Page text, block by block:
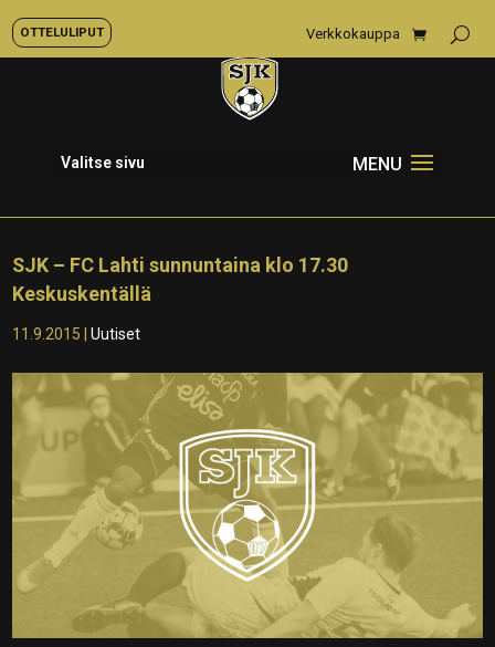
OTTELULIPUT Verkkokauppa
Valitse sivu
SJK – FC Lahti sunnuntaina klo 17.30
Keskuskentällä
11.9.2015 |Uutiset